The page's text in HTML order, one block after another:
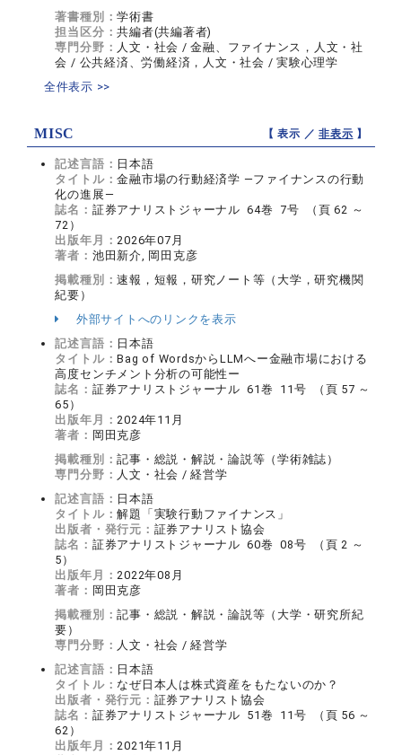
著書種別：学術書
担当区分：共編者(共編著者)
専門分野： 人文・社会 / 金融、ファイナンス，人文・社
会 / 公共経済、労働経済，人文・社会 / 実験心理学
全件表示 >>
MISC 【 表示 ／非表示 】
記述言語： 日本語
タイトル：金融市場の行動経済学 ―ファイナンスの行動
化の進展―
誌名： 証券アナリストジャーナル 64巻 7号 （頁 62 ～
72）
出版年月： 2026年07月
著者： 池田新介, 岡田克彦
掲載種別：速報，短報，研究ノート等（大学，研究機関
紀要）
外部サイトへのリンクを表示
記述言語： 日本語
タイトル：Bag of WordsからLLMへー金融市場における
高度センチメント分析の可能性ー
誌名： 証券アナリストジャーナル 61巻 11号 （頁 57 ～
65）
出版年月： 2024年11月
著者： 岡田克彦
掲載種別：記事・総説・解説・論説等（学術雑誌）
専門分野： 人文・社会 / 経営学
記述言語： 日本語
タイトル：解題「実験行動ファイナンス」
出版者・発行元： 証券アナリスト協会
誌名： 証券アナリストジャーナル 60巻 08号 （頁 2 ～
5）
出版年月： 2022年08月
著者： 岡田克彦
掲載種別：記事・総説・解説・論説等（大学・研究所紀
要）
専門分野： 人文・社会 / 経営学
記述言語： 日本語
タイトル： なぜ日本人は株式資産をもたないのか？
出版者・発行元： 証券アナリスト協会
誌名： 証券アナリストジャーナル 51巻 11号 （頁 56 ～
62）
出版年月： 2021年11月